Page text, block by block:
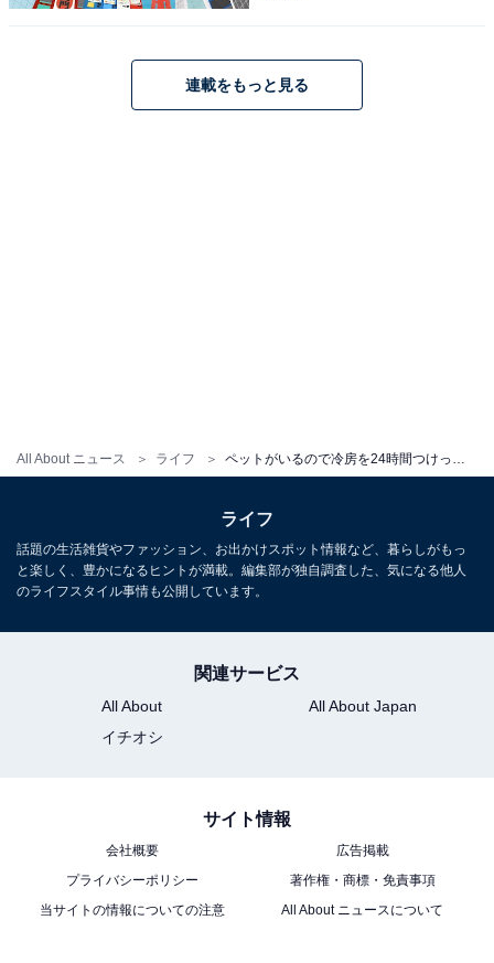
All About ニュース ライフ ペットがいるので冷房を24時間つけっぱなし……電気代はどれくらいになる？【専門家が解説】
連載をもっと見る
ライフ
話題の生活雑貨やファッション、お出かけスポット情報など、暮らしがもっ
と楽しく、豊かになるヒントが満載。編集部が独自調査した、気になる他人
のライフスタイル事情も公開しています。
関連サービス
All About
All About Japan
イチオシ
サイト情報
会社概要
広告掲載
プライバシーポリシー
著作権・商標・免責事項
当サイトの情報についての注意
All About ニュースについて